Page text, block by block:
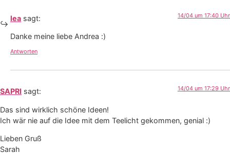
lea sagt: 14/04 um 17:40 Uhr
Danke meine liebe Andrea :)
Antworten
SAPRI sagt: 14/04 um 17:29 Uhr
Das sind wirklich schöne Ideen!
Ich wär nie auf die Idee mit dem Teelicht gekommen, genial :)
Lieben Gruß
Sarah